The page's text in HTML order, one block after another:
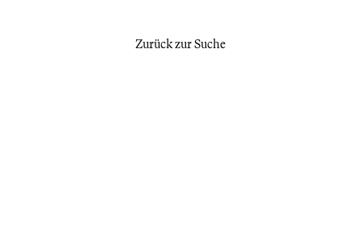
Zurück zur Suche